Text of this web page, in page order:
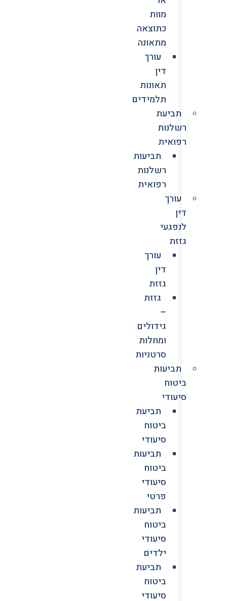
מוות
כתוצאה
מתאונה
עורך
דין
תאונות
תלמידים
תביעת
רשלנות
רפואית
תביעות
רשלנות
רפואית
עורך
דין
לנפגעי
גזזת
עורך
דין
גזזת
גזזת
–
גידולים
ומחלות
סרטניות
תביעות
ביטוח
סיעודי
תביעת
ביטוח
סיעודי
תביעות
ביטוח
סיעודי
פרטי
תביעות
ביטוח
סיעודי
ילדים
תביעת
ביטוח
סיעודי